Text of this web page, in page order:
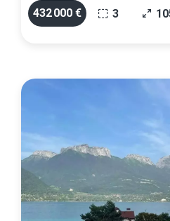
432 000 € 3